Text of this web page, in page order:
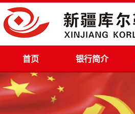
首页 银行简介